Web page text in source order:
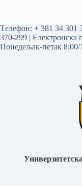
Tелефон: + 381 34 301
370-299 | Електронска
Понедељак-петак 8:00/